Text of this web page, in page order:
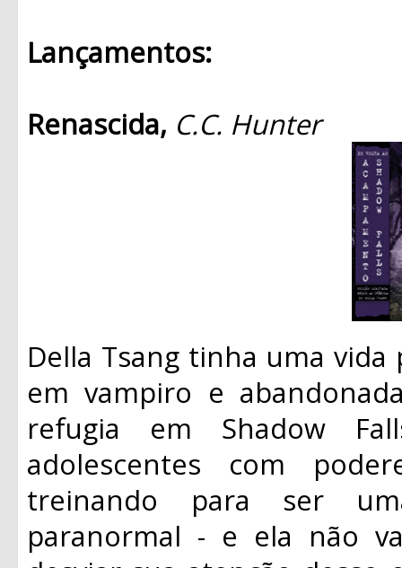
Lançamentos:
Renascida, C.C. Hunter
Della Tsang tinha uma
em vampiro e
refugia em Shadow
adolescentes com
treinando para ser
paranormal - e ela não